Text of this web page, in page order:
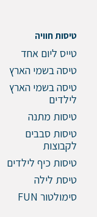
טיסות חוויה
טייס ליום אחד
טיסה בשמי הארץ
טיסה בשמי הארץ
לילדים
טיסות מתנה
טיסות סבבים
לקבוצות
טיסות כיף לילדים
טיסת לילה
סימולטור FUN